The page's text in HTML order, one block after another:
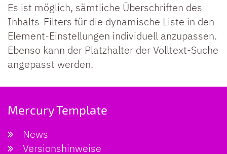
Es ist möglich, sämtliche Überschriften des
Inhalts-Filters für die dynamische Liste in den
Element-Einstellungen individuell anzupassen.
Ebenso kann der Platzhalter der Volltext-Suche
angepasst werden.
Mercury Template
News
Versionshinweise